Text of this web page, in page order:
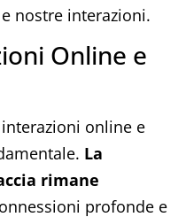
nostre interazioni.
Online e
online e
La
rimane
profonde e